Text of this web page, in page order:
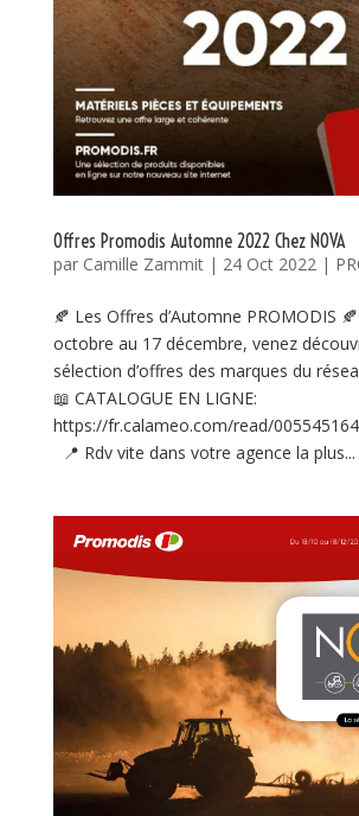
Offres Promodis Automne 2022 Chez NOVA
par Camille Zammit| 24 Oct 2022|
🍂 Les Offres d’Automne PROMODIS
octobre au 17 décembre, venez
sélection d’offres des marques du
📖 CATALOGUE EN LIGNE:
https://fr.calameo.com/read/
📍 Rdv vite dans votre agence la plus...